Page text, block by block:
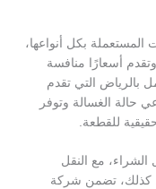
بكل أنواعها،
أسعارًا منافسة
بالرياض التي تقدم
حالة الغسالة وتوفر
للقطعة.
مع النقل
كذلك، تضمن شركة